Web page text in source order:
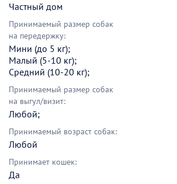
Частный дом
Принимаемый размер собак
на передержку:
Мини (до 5 кг);
Малый (5-10 кг);
Средний (10-20 кг);
Принимаемый размер собак
на выгул/визит:
Любой;
Принимаемый возраст собак:
Любой
Принимает кошек:
Да